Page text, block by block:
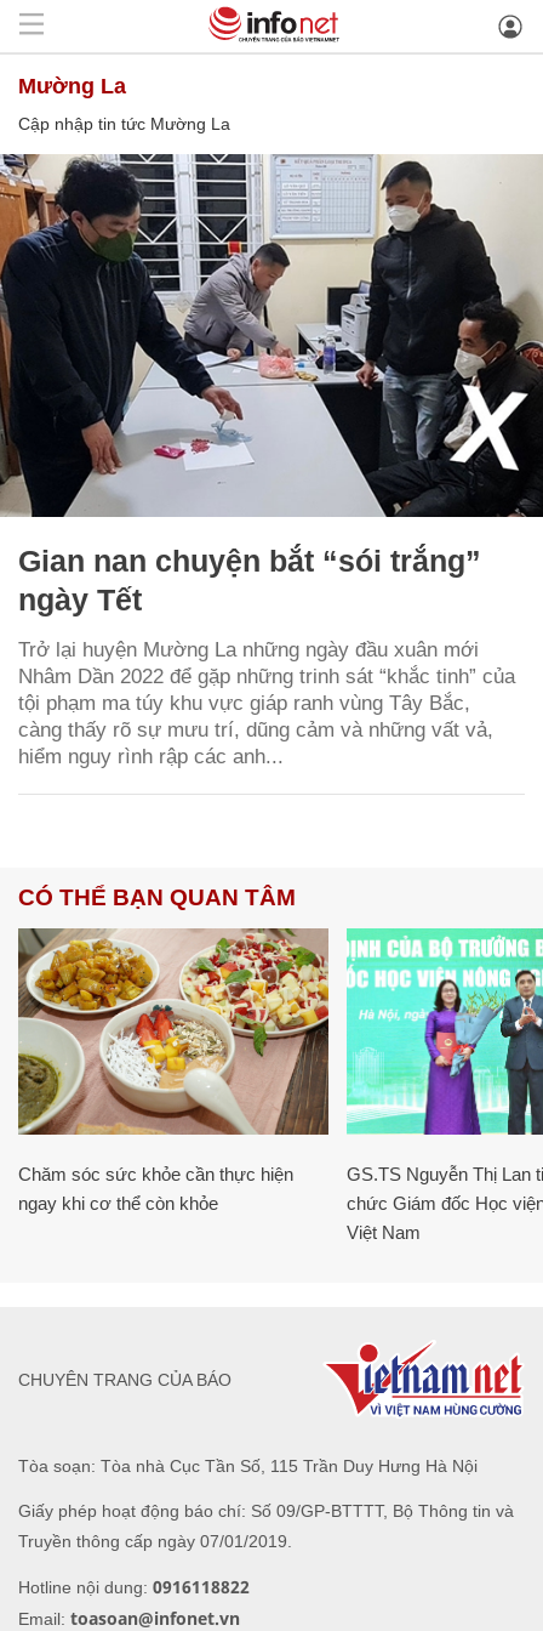
Mường La
Cập nhập tin tức Mường La
Gian nan chuyện bắt “sói trắng”
ngày Tết
Trở lại huyện Mường La những ngày đầu xuân mới
Nhâm Dần 2022 để gặp những trinh sát “khắc tinh” của
tội phạm ma túy khu vực giáp ranh vùng Tây Bắc,
càng thấy rõ sự mưu trí, dũng cảm và những vất vả,
hiểm nguy rình rập các anh...
CÓ THỂ BẠN QUAN TÂM
Chăm sóc sức khỏe cần thực hiện
ngay khi cơ thể còn khỏe
GS.TS Nguyễn Thị Lan
chức Giám đốc Học
Việt Nam
Tòa soạn: Tòa nhà Cục Tần Số, 115 Trần Duy Hưng Hà Nội
Giấy phép hoạt động báo chí: Số 09/GP-BTTTT, Bộ Thông tin và
Truyền thông cấp ngày 07/01/2019.
Hotline nội dung: 0916118822
Email: toasoan@infonet.vn
CHUYÊN TRANG CỦA BÁO